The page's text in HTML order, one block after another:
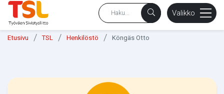
Valikko
Etusivu / TSL / Henkilöstö / Köngäs Otto